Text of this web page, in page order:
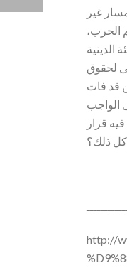
غير
الحرب،
الدينية
لحقوق
قد فات
الواجب
قرار
كل ذلك؟
http://